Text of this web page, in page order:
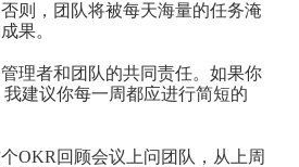
则，团队将被每天海量的任务淹
果。
理者和团队的共同责任。如果你
建议你每一周都应进行简短的
OKR回顾会议上问团队，从上周